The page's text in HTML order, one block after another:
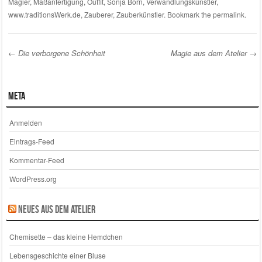
www.traditionsWerk.de, Zauberer, Zauberkünstler. Bookmark the permalink.
← Die verborgene Schönheit Magie aus dem Atelier →
Meta
Anmelden
Eintrags-Feed
Kommentar-Feed
WordPress.org
Neues aus dem Atelier
Chemisette – das kleine Hemdchen
Lebensgeschichte einer Bluse